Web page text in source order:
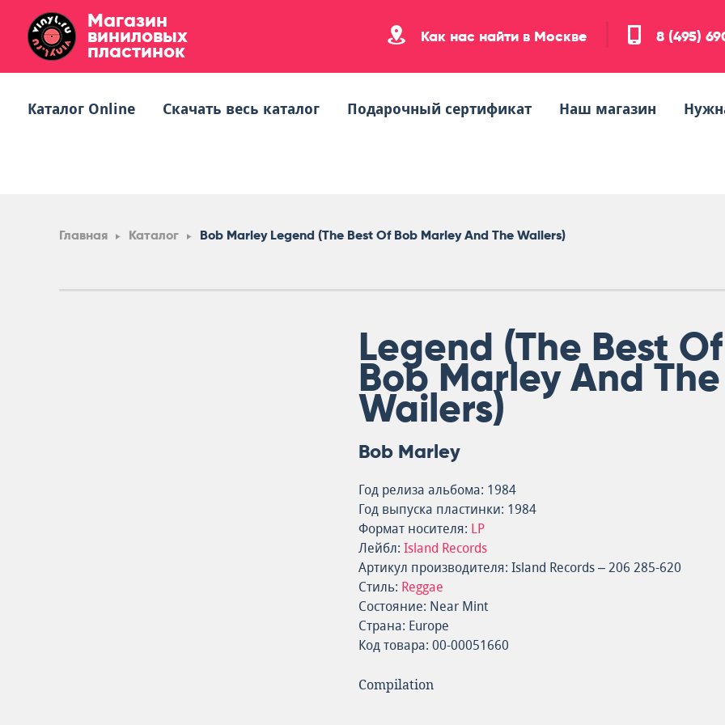
Магазин
виниловых
пластинок
Как нас найти в Москве 8 (495)
Каталог Online Скачать весь каталог Подарочный сертификат Наш магазин
Главная Каталог Bob Marley Legend (The Best Of Bob Marley And The Wailers)
Legend (The Best Of
Bob Marley And The
Wailers)
Bob Marley
Год релиза альбома: 1984
Год выпуска пластинки: 1984
Формат носителя: LP
Лейбл: Island Records
Артикул производителя: Island Records – 206 285-620
Стиль: Reggae
Состояние: Near Mint
Страна: Europe
Код товара: 00-00051660
Compilation